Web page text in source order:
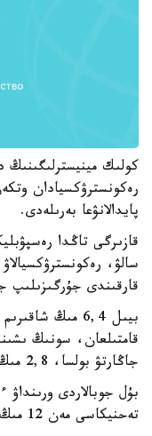
كولىك
پايدالانۋعا بەرىلەدى.
قازىرگى تاڭدا
سالۋ،
قارقىندى جۇرگىزىلىپ
بيىل 6,4 مىڭ
جاڭارتۋ بولسا، 2,8 مىڭ شاقىرىمى - جوندەۋ جۇمىستارى.
تەحنيكاسى مەن 12 مىڭ مامان جۇمىلدىرىلعان.